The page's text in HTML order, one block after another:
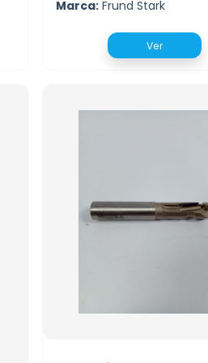
Marca:Frund Stark
Ver